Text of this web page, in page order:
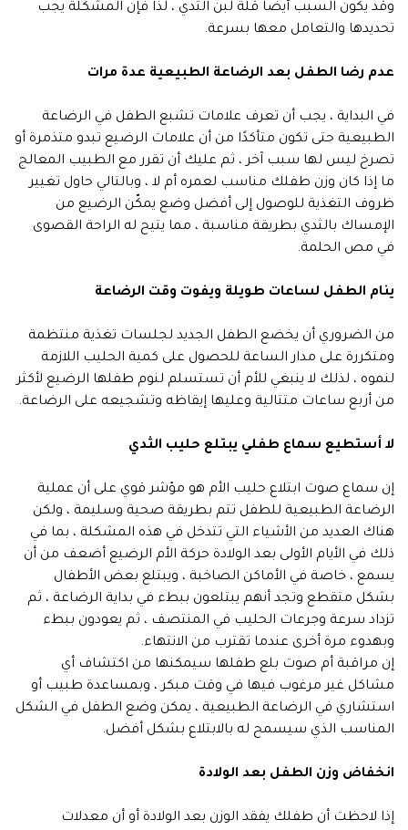
وقد يكون السبب أيضًا قلة لبن الثدي ، لذا فإن المشكلة يجب
تحديدها والتعامل معها بسرعة.
عدم رضا الطفل بعد الرضاعة الطبيعية عدة مرات
في البداية ، يجب أن تعرف علامات تشبع الطفل في الرضاعة
الطبيعية حتى تكون متأكدًا من أن علامات الرضيع تبدو متذمرة أو
تصرخ ليس لها سبب آخر ، ثم عليك أن تقرر مع الطبيب المعالج
ما إذا كان وزن طفلك مناسب لعمره أم لا ، وبالتالي حاول تغيير
ظروف التغذية للوصول إلى أفضل وضع يمكّن الرضيع من
الإمساك بالثدي بطريقة مناسبة ، مما يتيح له الراحة القصوى
في مص الحلمة.
ينام الطفل لساعات طويلة ويفوت وقت الرضاعة
من الضروري أن يخضع الطفل الجديد لجلسات تغذية منتظمة
ومتكررة على مدار الساعة للحصول على كمية الحليب اللازمة
لنموه ، لذلك لا ينبغي للأم أن تستسلم لنوم طفلها الرضيع لأكثر
من أربع ساعات متتالية وعليها إيقاظه وتشجيعه على الرضاعة.
لا أستطيع سماع طفلي يبتلع حليب الثدي
إن سماع صوت ابتلاع حليب الأم هو مؤشر قوي على أن عملية
الرضاعة الطبيعية للطفل تتم بطريقة صحية وسليمة ، ولكن
هناك العديد من الأشياء التي تتدخل في هذه المشكلة ، بما في
ذلك في الأيام الأولى بعد الولادة حركة الأم الرضيع أضعف من أن
يسمع ، خاصة في الأماكن الصاخبة ، ويبتلع بعض الأطفال
بشكل متقطع وتجد أنهم يبتلعون ببطء في بداية الرضاعة ، ثم
تزداد سرعة وجرعات الحليب في المنتصف ، ثم يعودون ببطء
وبهدوء مرة أخرى عندما تقترب من الانتهاء.
إن مراقبة أم صوت بلع طفلها سيمكنها من اكتشاف أي
مشاكل غير مرغوب فيها في وقت مبكر ، وبمساعدة طبيب أو
استشاري في الرضاعة الطبيعية ، يمكن وضع الطفل في الشكل
المناسب الذي سيسمح له بالابتلاع بشكل أفضل.
انخفاض وزن الطفل بعد الولادة
إذا لاحظت أن طفلك يفقد الوزن بعد الولادة أو أن معدلات